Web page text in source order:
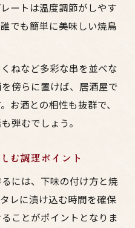
ートは温度調節がしやす
でも簡単に美味しい焼鳥
ねなど多彩な串を並べな
傍らに置けば、居酒屋で
お酒との相性も抜群で、
弾むでしょう。
む調理ポイント
には、下味の付け方と焼
レに漬け込む時間を確保
ことがポイントとなりま